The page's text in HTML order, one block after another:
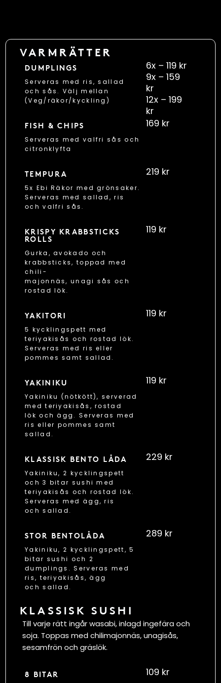
VARMRÄTTER
DUMPLINGS
Serveras med ris, sallad
och sås. Välj mellan
(Veg/räkor/kyckling)
6x – 119 kr
9x – 159
kr
12x – 199
kr
FISH & CHIPS
Serveras med valfri sås och
citronklyfta
169 kr
TEMPURA
5x Ebi Räkor med grönsaker.
Serveras med sallad, ris
och valfri sås.
219 kr
KRISPY KRABBSTICKS
ROLLS
Gurka, avokado och
krabbsticks, toppad med
chili-
majonnäs, unagi sås och
rostad lök.
119 kr
YAKITORI
5 kycklingspett med
teriyakisås och rostad lök.
Serveras med ris eller
pommes samt sallad.
119 kr
YAKINIKU
Yakiniku (nötkött), serverad
med teriyakisås, rostad
lök och ägg. Serveras med
ris eller pommes samt
sallad.
119 kr
KLASSISK BENTO LÅDA
Yakiniku, 2 kycklingspett
och 3 bitar sushi med
teriyakisås och rostad lök.
Serveras med ägg, ris
och sallad.
229 kr
STOR BENTOLÅDA
Yakiniku, 2 kycklingspett, 5
bitar sushi och 2
dumplings. Serveras med
ris, teriyakisås, ägg
och sallad.
289 kr
KLASSISK SUSHI
Till varje rätt ingår wasabi, inlagd ingefära och
soja. Toppas med chilimajonnäs, unagisås,
sesamfrön och gräslök.
8 BITAR 109 kr